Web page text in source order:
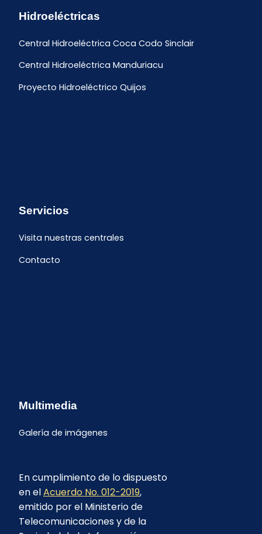
Hidroeléctricas
Central Hidroeléctrica Coca Codo Sinclair
Central Hidroeléctrica Manduriacu
Proyecto Hidroeléctrico Quijos
Servicios
Visita nuestras centrales
Contacto
Multimedia
Galería de imágenes
En cumplimiento de lo dispuesto
en elAcuerdo No. 012-2019,
emitido por el Ministerio de
Telecomunicaciones y de la